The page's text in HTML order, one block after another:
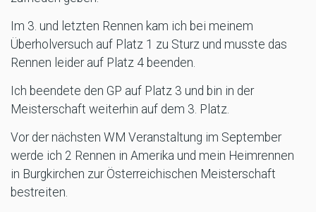
Im 3. und letzten Rennen kam ich bei meinem
Überholversuch auf Platz 1 zu Sturz und musste das
Rennen leider auf Platz 4 beenden.
Ich beendete den GP auf Platz 3 und bin in der
Meisterschaft weiterhin auf dem 3. Platz.
Vor der nächsten WM Veranstaltung im September
werde ich 2 Rennen in Amerika und mein Heimrennen
in Burgkirchen zur Österreichischen Meisterschaft
bestreiten.